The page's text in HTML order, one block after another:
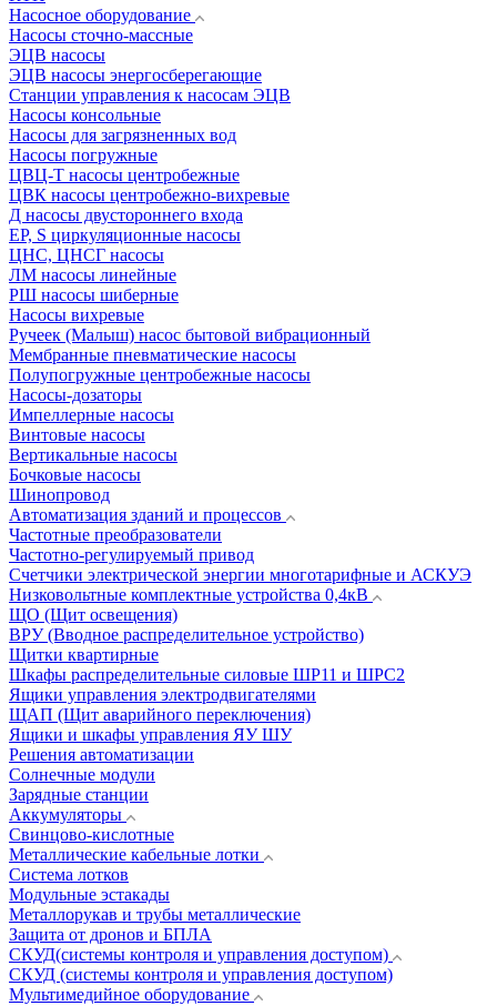
Насосное оборудование
Насосы сточно-массные
ЭЦВ насосы
ЭЦВ насосы энергосберегающие
Станции управления к насосам ЭЦВ
Насосы консольные
Насосы для загрязненных вод
Насосы погружные
ЦВЦ-Т насосы центробежные
ЦВК насосы центробежно-вихревые
Д насосы двустороннего входа
EP, S циркуляционные насосы
ЦНС, ЦНСГ насосы
ЛМ насосы линейные
РШ насосы шиберные
Насосы вихревые
Ручеек (Малыш) насос бытовой вибрационный
Мембранные пневматические насосы
Полупогружные центробежные насосы
Насосы-дозаторы
Импеллерные насосы
Винтовые насосы
Вертикальные насосы
Бочковые насосы
Шинопровод
Автоматизация зданий и процессов
Частотные преобразователи
Частотно-регулируемый привод
Счетчики электрической энергии многотарифные и АСКУЭ
Низковольтные комплектные устройства 0,4кВ
ЩО (Щит освещения)
ВРУ (Вводное распределительное устройство)
Щитки квартирные
Шкафы распределительные силовые ШР11 и ШРС2
Ящики управления электродвигателями
ЩАП (Щит аварийного переключения)
Ящики и шкафы управления ЯУ ШУ
Решения автоматизации
Солнечные модули
Зарядные станции
Аккумуляторы
Свинцово-кислотные
Металлические кабельные лотки
Система лотков
Модульные эстакады
Металлорукав и трубы металлические
Защита от дронов и БПЛА
СКУД(системы контроля и управления доступом)
СКУД (системы контроля и управления доступом)
Мультимедийное оборудование